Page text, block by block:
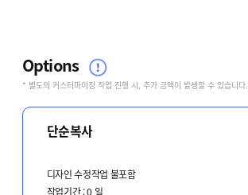
Options
* 별도의 커스터마이징 작업 진행 시, 추가 금액이 발생할 수 있습니다.
단순복사
디자인 수정작업 불포함